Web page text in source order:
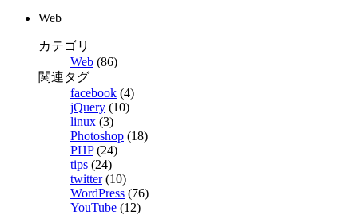
Web
カテゴリ
Web (86)
関連タグ
facebook (4)
jQuery (10)
linux (3)
Photoshop (18)
PHP(24)
tips (24)
twitter(10)
WordPress (76)
YouTube (12)